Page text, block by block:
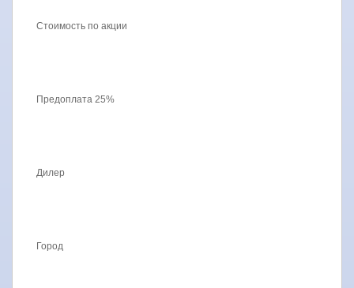
Стоимость по акции
Предоплата 25%
Дилер
Город